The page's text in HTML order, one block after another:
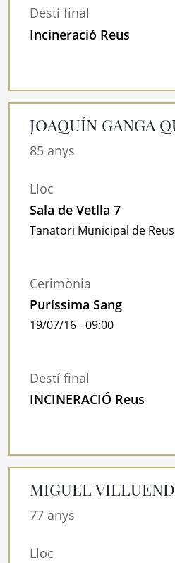
Destí final
Incineració Reus
JOAQUÍN GANGA
85 anys
Lloc
Sala de Vetlla 7
Tanatori Municipal de Reus
Cerimònia
Puríssima Sang
19/07/16 - 09:00
Destí final
INCINERACIÓ Reus
MIGUEL
77 anys
Lloc